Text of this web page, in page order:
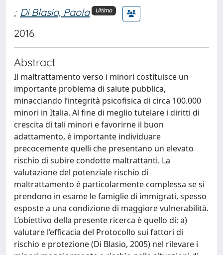
; Di Blasio, Paola Ultimo
2016
Abstract
Il maltrattamento verso i minori costituisce un
importante problema di salute pubblica,
minacciando l’integrità psicofisica di circa 100.000
minori in Italia. Al fine di meglio tutelare i diritti di
crescita di tali minori e favorirne il buon
adattamento, è importante individuare
precocemente quelli che presentano un elevato
rischio di subire condotte maltrattanti. La
valutazione del potenziale rischio di
maltrattamento è particolarmente complessa se si
prendono in esame le famiglie di immigrati, spesso
esposte a una condizione di maggiore vulnerabilità.
L’obiettivo della presente ricerca è quello di: a)
valutare l’efficacia del Protocollo sui fattori di
rischio e protezione (Di Blasio, 2005) nel rilevare i